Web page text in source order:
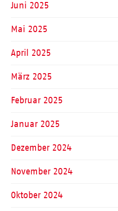
Juni 2025
Mai 2025
April 2025
März 2025
Februar 2025
Januar 2025
Dezember 2024
November 2024
Oktober 2024